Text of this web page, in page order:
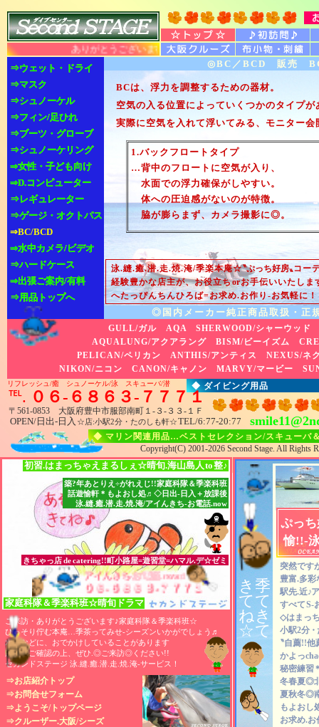
ありがとうございます 大阪 豊中 ダイビング スキ
リフレッシュ/癒 シュノーケル/泳 スキューバ/潜
Copyright(C) 2001-2026 Second Stage. All Rights
℡. ０６-６８６３-７７７１
〒561-0853 大阪府豊中市服部南町１-３-３３-１Ｆ
OPEN/日出-日入 ☆店:小駅2分・たのしも軒☆TEL/6:77-20:77
⇒ウェット・ドライ
⇒マスク
⇒シュノーケル
⇒フィン/足ひれ
⇒ブーツ・グローブ
⇒シュノーケリング
⇒女性・子ども向け
⇒D.コンピューター
⇒レギュレーター
⇒ゲージ・オクトパス
⇒水中カメラ/ビデオ
⇒ハードケース
⇒出張ご案内/有料
⇒用品トップへ
⇒ウェット・ドライ
⇒マスク
⇒シュノーケル
⇒フィン/足ひれ
⇒ブーツ・グローブ
⇒シュノーケリング
⇒女性・子ども向け
⇒D.コンピューター
⇒レギュレーター
⇒ゲージ・オクトパス
⇒BC/BCD
⇒水中カメラ/ビデオ
⇒ハードケース
⇒出張ご案内/有料
⇒用品トップへ
◎BC／BCD 販売
BCは、浮力を調整するための器材。
空気の入る位置によっていくつかのタイプが
実際に空気を入れて浮いてみる、モニター会
1.バックフロートタイプ
…背中のフロートに空気が入り、
水面での浮力確保がしやすい。
体への圧迫感がないのが特徴。
脇が膨らまず、カメラ撮影に◎。
泳.縫.癒.潜.走.焼.淹/季楽本庵☆〝ぷっち好房〟コー
経験豊かな店主が、お役立ちorお手伝いいたしま
へたっぴんちんひろば=お求め.お作り-お気軽に！
◎国内メーカー純正商品取扱・正
GULL/ガル AQA SHERWOOD/シャーウッド
AQUALUNG/アクアラング BISM/ビーイズム
PELICAN/ペリカン ANTHIS/アンティス NEXUS/ネ
NIKON/ニコン CANON/キャノン MARVY/マービー
◆ ダイビング用品
◆ マリン関連用品…ベストセレクション/スキューバ
ご来訪・ありがとうございます♪家庭科隊＆季楽科班☆
ひっそり佇む本庵…季茶ってみせ-シーズンいかがでしょう ♬
水中などに、おでかけしていることがあります
所在をご確認の上、ぜひ.◎ご来訪◎ください!!
セカンドステージ 泳.縫.癒.潜.走.焼.淹-サービス！
⇒お店紹介トップ
⇒お問合せフォーム
⇒ようこそ/トップページ
⇒クルーザー.大阪/シーズ
初習.はまっちゃえまるしぇ☆晴旬.海山島人to整♪
家庭科隊＆季楽科班☆晴旬ドラマ
築?年あとりえ÷がれえじ!!家庭科隊＆季楽科班
話遊愉軒＊もよおし処♬◇日出-日入＋放課後
泳.縫.癒.潜.走.焼.淹/アイんきち-お電話.now
きちゃっ店decatering!!町小路屋=遊習堂=ハマル.デ☆ゼミ
アイんきち-お電話.now♬
アイんきち-お電話.now♬
アイんきち-お電話.now♬
０６-６８６３-７７７１
０６-６８６３-７７７１
０６-６８６３-７７７１
ぷっ
愉!!-
突然です
豊富.多
駅先.近♪
すべてS-
◇はまっ
小駅2分・
〝自薦!!
かよっ
秘密練習
冬春夏◎
夏秋冬◎
もよおし
お求め.お
き
て
ね
☆
季
て
き
て